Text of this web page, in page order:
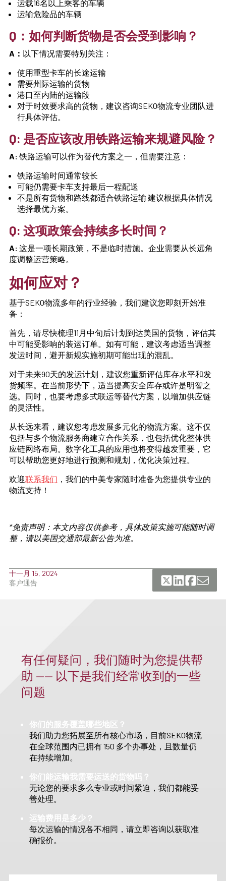
运载16名以上乘客的车辆
运输危险品的车辆
Q：如何判断货物是否会受到影响？
A： 以下情况需要特别关注：
使用重型卡车的长途运输
需要州际运输的货物
港口至内陆的运输段
对于时效要求高的货物，建议咨询SEKO物流专业团队进
行具体评估。
Q: 是否应该改用铁路运输来规避风险？
A: 铁路运输可以作为替代方案之一，但需要注意：
铁路运输时间通常较长
可能仍需要卡车支持最后一程配送
不是所有货物和路线都适合铁路运输 建议根据具体情况
选择最优方案。
Q: 这项政策会持续多长时间？
A: 这是一项长期政策，不是临时措施。企业需要从长远角
度调整运营策略。
如何应对？
基于SEKO物流多年的行业经验，我们建议您即刻开始准
备：
首先，请尽快梳理11月中旬后计划到达美国的货物，评估其
中可能受影响的装运订单。如有可能，建议考虑适当调整
发运时间，避开新规实施初期可能出现的混乱。
对于未来90天的发运计划，建议您重新评估库存水平和发
货频率。在当前形势下，适当提高安全库存或许是明智之
选。同时，也要考虑多式联运等替代方案，以增加供应链
的灵活性。
从长远来看，建议您考虑发展多元化的物流方案。这不仅
包括与多个物流服务商建立合作关系，也包括优化整体供
应链网络布局。数字化工具的应用也将变得越发重要，它
可以帮助您更好地进行预测和规划，优化决策过程。
欢迎联系我们 ，我们的中美专家随时准备为您提供专业的
物流支持！
*免责声明：本文内容仅供参考，具体政策实施可能随时调
整，请以美国交通部最新公告为准。
十一月 15, 2024
客户通告
有任何疑问，我们随时为您提供帮
助 —— 以下是我们经常收到的一些
问题
你们的服务覆盖哪些地区？
我们助力您拓展至所有核心市场，目前SEKO物流
在全球范围内已拥有 150 多个办事处，且数量仍
在持续增加。
你们能运输我需要运送的货物吗？
无论您的要求多么专业或时间紧迫，我们都能妥
善处理。
运输费用是多少？
每次运输的情况各不相同，请立即咨询以获取准
确报价。